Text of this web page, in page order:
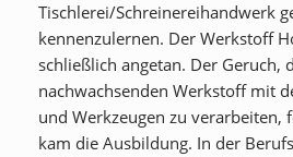
Tischlerei/Schreinereihandwerk
kennenzulernen. Der Werkstoff
schließlich angetan. Der Geruch,
nachwachsenden Werkstoff mit
und Werkzeugen zu verarbeiten,
kam die Ausbildung. In der